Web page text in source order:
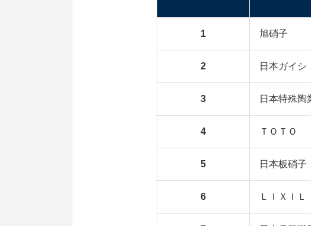
1 旭硝子
2 日本ガイシ
3 日本特殊陶
4 ＴＯＴＯ
5 日本板硝子
6 ＬＩＸＩＬ